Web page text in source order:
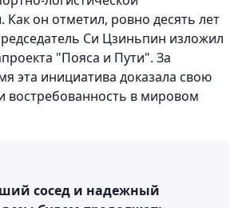
Как он отметил, ровно десять лет
Си Цзиньпин изложил
"Пояса и Пути". За
эта инициатива доказала свою
востребованность в мировом
сосед и надежный